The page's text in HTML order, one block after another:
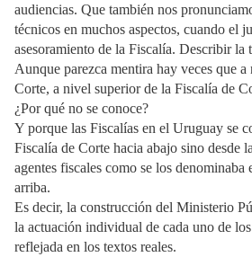
audiencias. Que también nos
técnicos en muchos aspectos, cuando el
asesoramiento de la Fiscalía. Describir la
Aunque parezca mentira hay veces que
Corte, a nivel superior de la Fiscalía de
¿Por qué no se conoce?
Y porque las Fiscalías en el Uruguay se
Fiscalía de Corte hacia abajo sino desde
agentes fiscales como se los
arriba.
Es decir, la construcción del Ministerio
la actuación individual de cada uno de
reflejada en los textos reales.